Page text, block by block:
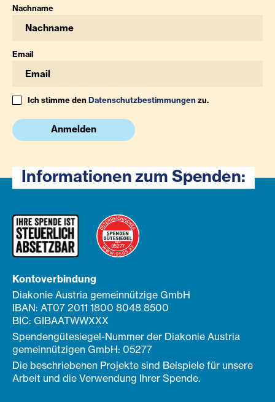
Nachname
Email
Ich stimme denDatenschutzbestimmungenzu.
Anmelden
Informationen zum Spenden:
Kontoverbindung
Diakonie Austria gemeinnützige GmbH
IBAN: AT07 2011 1800 8048 8500
BIC: GIBAATWWXXX
Spendengütesiegel-Nummer der Diakonie Austria
gemeinnützigen GmbH: 05277
Die beschriebenen Projekte sind Beispiele für unsere
Arbeit und die Verwendung Ihrer Spende.